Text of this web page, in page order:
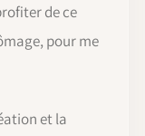
de ce
pour me
et la